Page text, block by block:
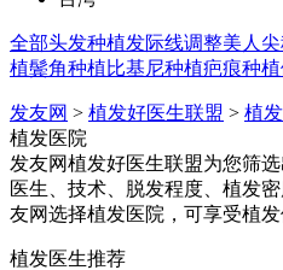
全部头发种植发际线调整美人
植鬓角种植比基尼种植疤痕种植
发友网 > 植发好医生联盟 > 植
植发医院
发友网植发好医生联盟为您筛
医生、技术、脱发程度、植发
友网选择植发医院，可享受植发
植发医生推荐